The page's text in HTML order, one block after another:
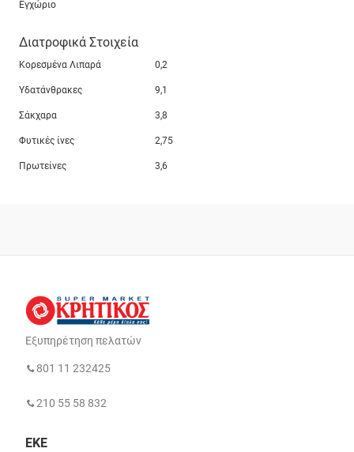
Εγχώριο
Διατροφικά Στοιχεία
Κορεσμένα Λιπαρά 0,2
Υδατάνθρακες 9,1
Σάκχαρα 3,8
Φυτικές ίνες 2,75
Πρωτείνες 3,6
Εξυπηρέτηση πελατών
801 11 232425
210 55 58 832
ΕΚΕ